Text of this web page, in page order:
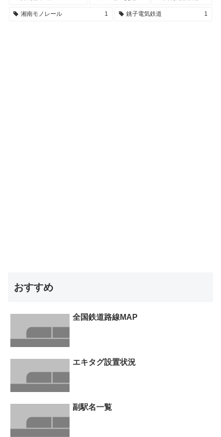
湘南モノレール 1 銚子電気鉄道 1
おすすめ
全国鉄道路線MAP
エキタグ設置状況
副駅名一覧